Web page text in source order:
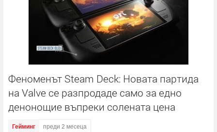
Феноменът Steam Deck: Новата партида
на Valve се разпродаде само за едно
денонощие въпреки солената цена
Гейминг преди 2 месеца